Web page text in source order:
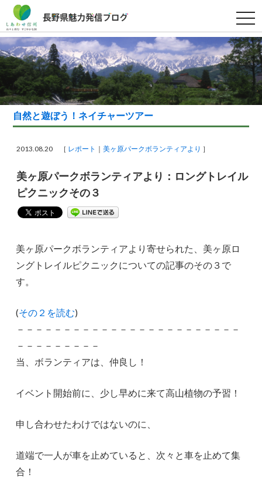
t
o
g
g
l
e
n
a
v
g
i
自然と遊ぼう！ネイチャーツアー
2013.08.20 ［ レポート 美ヶ原パークボランティアより ］
美ヶ原パークボランティアより：ロングトレイル
ピクニックその３
美ヶ原パークボランティアより寄せられた、美ヶ原ロ
ングトレイルピクニックについての記事のその３で
す。
(その２を読む)
－－－－－－－－－－－－－－－－－－－－－－－－
－－－－－－－－－
当、ボランティアは、仲良し！
イベント開始前に、少し早めに来て高山植物の予習！
申し合わせたわけではないのに、
道端で一人が車を止めていると、次々と車を止めて集
合！